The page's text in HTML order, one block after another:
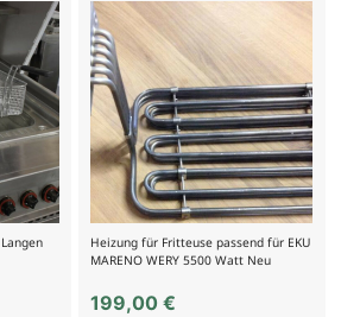
Heizung für Fritteuse passend für EKU
MARENO WERY 5500 Watt Neu
199,00€